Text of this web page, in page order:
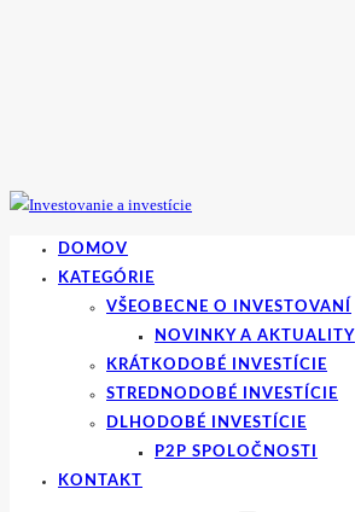
DOMOV
KATEGÓRIE
VŠEOBECNE O INVESTOVANÍ
NOVINKY A AKTUALITY
KRÁTKODOBÉ INVESTÍCIE
STREDNODOBÉ INVESTÍCIE
DLHODOBÉ INVESTÍCIE
P2P SPOLOČNOSTI
KONTAKT